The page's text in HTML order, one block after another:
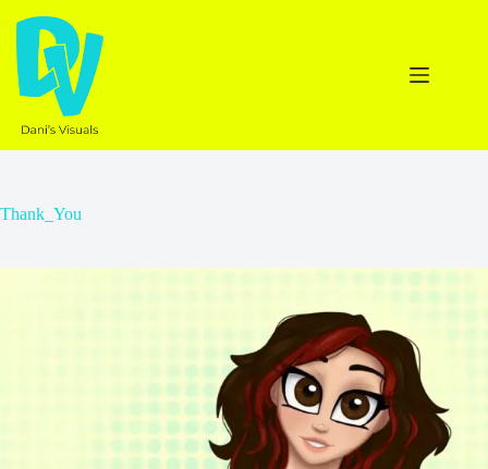
naar
inhoud
Thank_You